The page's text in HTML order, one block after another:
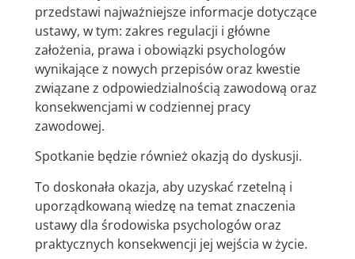
przedstawi najważniejsze informacje dotyczące
ustawy, w tym: zakres regulacji i główne
założenia, prawa i obowiązki psychologów
wynikające z nowych przepisów oraz kwestie
związane z odpowiedzialnością zawodową oraz
konsekwencjami w codziennej pracy
zawodowej.
Spotkanie będzie również okazją do dyskusji.
To doskonała okazja, aby uzyskać rzetelną i
uporządkowaną wiedzę na temat znaczenia
ustawy dla środowiska psychologów oraz
praktycznych konsekwencji jej wejścia w życie.